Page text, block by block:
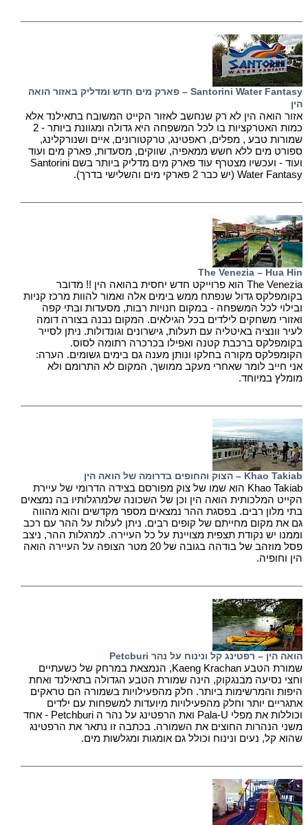
Santorini Water Fantasy – פארק מים חדש ומדליק באזור הואה
הין
אזור הואה הין לא רק שנחשב לאזור הקייט המשובח בתאילנד אלא
כמות האטרקציות בו לכל המשפחה היא גדולה ומגוונת ביותר - 2
שמורות טבע , מפלים, ראפטינג, טרקטורונים, איים ושנורקלינג,
ספורט מים ללא חשש ממאפיה, שווקים, מסעדות, פארק מים ועוד
ועוד - ועכשיו מצטרף עוד פארק מים מדליק ביותר בשם Santorini
Water Fantasy (יש כבר 2 פארקי מים והשלישי בדרך).
The Venezia – Hua Hin
The Venezia הוא פרוייקט חדש יחסית בהואה הין !! מדובר
בקומפלקס גדול שנפתח ממש בימים אלה ואמור להוות מרכז קניות
ובילוי לכל המשפחה - במקום חנויות רבות, מסעדות ובתי קפה
ואזורי משחקים לילדים בכל הגילאים. המקום נבנה בצורה דומה
לעיר וונציה באיטליה עם תעלות, גישרונים וגונדולות. ניתן לסייר
בקומפלקס ברכבת קטנה ואפילו בכרכרה רתומה לסוס.
הקומפלקס מקורה בחלקו ונותן מענה גם בימים גשומים. הערה:
אני חייב לומר שאחרי מעקב ממושך, המקום לא התרומם ולא
מומלץ במיוחד.
Khao Takiab – הצוק והחופים בדרומה של הואה הין
Khao Takiab הוא שמו של צוק מפורסם בצידה הדרומי של עיירת
הקייט המלכותית הואה הין וכן של השכונה שלמרגלותיו בה נמצאים
בתי מלון רבים. בפסגת ההר נמצאים מספר מקדשים והוא מהווה
גם את מקום מחייתם של קופים רבים. ניתן לעלות על ההר עם רכב
וממנו יש נקודת תצפית מצויינת על כל העיירה. למרגלות ההר, ניצב
פסל מוזהב של בודהה בגובה של 20 מטר הצופה על העיירה הואה
הין וחופיה.
הואה הין – רפטינג קל ונינוח על נהר Petcburi
שמורת הטבע Kaeng Krachan, הנמצאת במרחק של כשעתיים
וחצי נסיעה מבנגקוק, הינה שמורת הטבע הגדולה בתאילנד ואחת
היפות והמרשימות ביותר. חלק מהפעילויות בשמורה הם טראקים
אתגריים יותר וחלק מהפעילויות מיועדות למשפחות עם ילדים
וכוללות את מפלי Pala-U ואת הרפטינג על נהר ה Petchburi - אחד
משני הנהרות החוצים את השמורה. בכתבה זו נתאר את הרפטינג
שהוא קל, נעים ונינוח וכולל גם אומגות ומגלשות מים.